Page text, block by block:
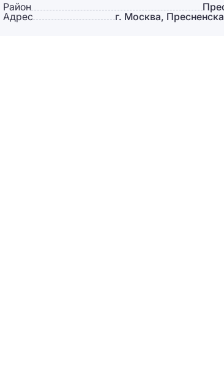
Район
Адрес г. Москва,